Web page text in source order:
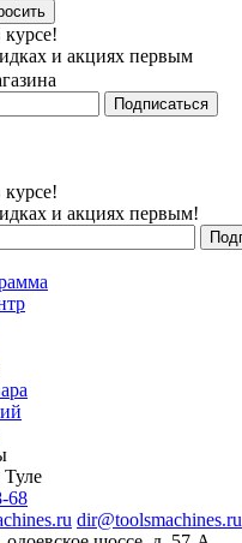
курсе!
и акциях первым
курсе!
и акциях первым!
68
dir@toolsmachines.ru